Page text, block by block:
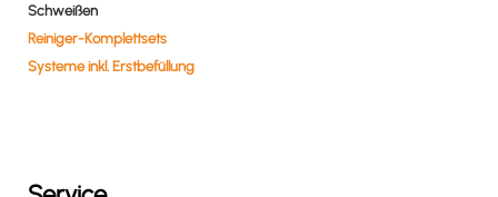
Schweißen
Reiniger-Komplettsets
Systeme inkl. Erstbefüllung